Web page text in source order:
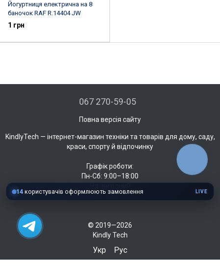
Йогуртниця електрична на 8
баночок RAF R.14404 JW
1 грн
067 270-59-05
Повна версія сайту
KindlyTech — інтернет-магазин техніки та товарів для дому, саду,
краси, спорту й відпочинку
Графік роботи:
Пн-Сб: 9:00–18:00
© 2019—2026
Kindly Tech
Укр Рус
14 користувачів оформлюють замовлення LIVE